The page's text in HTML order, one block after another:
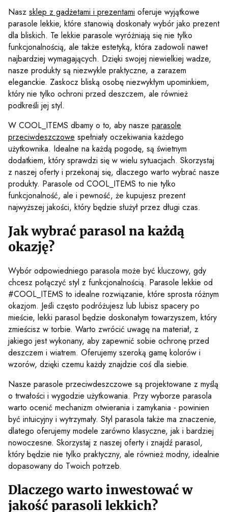
Nasz sklep z gadżetami i prezentami oferuje wyjątkowe
parasole lekkie, które stanowią doskonały wybór jako prezent
dla bliskich. Te lekkie parasole wyróżniają się nie tylko
funkcjonalnością, ale także estetyką, która zadowoli nawet
najbardziej wymagających. Dzięki swojej niewielkiej wadze,
nasze produkty są niezwykle praktyczne, a zarazem
eleganckie. Zaskocz bliską osobę niezwykłym upominkiem,
który nie tylko ochroni przed deszczem, ale również
podkreśli jej styl.
W COOL_ITEMS dbamy o to, aby nasze parasole
przeciwdeszczowe spełniały oczekiwania każdego
użytkownika. Idealne na każdą pogodę, są świetnym
dodatkiem, który sprawdzi się w wielu sytuacjach. Skorzystaj
z naszej oferty i przekonaj się, dlaczego warto wybrać nasze
produkty. Parasole od COOL_ITEMS to nie tylko
funkcjonalność, ale i pewność, że kupujesz prezent
najwyższej jakości, który będzie służył przez długi czas.
Jak wybrać parasol na każdą
okazję?
Wybór odpowiedniego parasola może być kluczowy, gdy
chcesz połączyć styl z funkcjonalnością. Parasole lekkie od
#COOL_ITEMS to idealne rozwiązanie, które sprosta różnym
okazjom. Jeśli często podróżujesz lub lubisz spacery po
mieście, lekki parasol będzie doskonałym towarzyszem, który
zmieścisz w torbie. Warto zwrócić uwagę na materiał, z
jakiego jest wykonany, aby zapewnić sobie ochronę przed
deszczem i wiatrem. Oferujemy szeroką gamę kolorów i
wzorów, dzięki czemu każdy znajdzie coś dla siebie.
Nasze parasole przeciwdeszczowe są projektowane z myślą
o trwałości i wygodzie użytkowania. Przy wyborze parasola
warto ocenić mechanizm otwierania i zamykania - powinien
być intuicyjny i wytrzymały. Styl parasola także ma znaczenie,
dlatego oferujemy modele zarówno klasyczne, jak i bardziej
nowoczesne. Skorzystaj z naszej oferty i znajdź parasol,
który będzie nie tylko praktyczny, ale również modny, idealnie
dopasowany do Twoich potrzeb.
Dlaczego warto inwestować w
jakość parasoli lekkich?